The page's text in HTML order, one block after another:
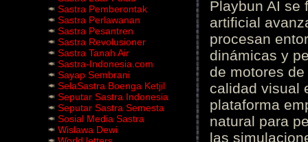
Sastra Pemberontak
Sastra Perlawanan
Sastra Pesantren
Sastra Revolusioner
Sastra Tanah Air
Sastra-Indonesia.com
Sayap Sembrani
SelaSastra Boenga Ketjil
Seputar Sastra Indonesia
Seputar Sastra Semesta
Sosial Media Sastra
Wislawa Dewi
Playbun AI se
artificial
procesan
dinámicas y
de motores
calidad visual
plataforma
natural para
las